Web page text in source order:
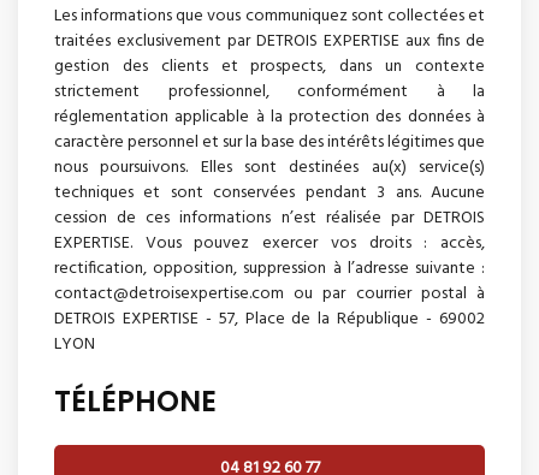
Les informations que vous communiquez sont collectées et
traitées exclusivement par DETROIS EXPERTISE aux fins de
gestion des clients et prospects, dans un contexte
strictement professionnel, conformément à la
réglementation applicable à la protection des données à
caractère personnel et sur la base des intérêts légitimes que
nous poursuivons. Elles sont destinées au(x) service(s)
techniques et sont conservées pendant 3 ans. Aucune
cession de ces informations n’est réalisée par DETROIS
EXPERTISE. Vous pouvez exercer vos droits : accès,
rectification, opposition, suppression à l’adresse suivante :
contact@detroisexpertise.com ou par courrier postal à
DETROIS EXPERTISE - 57, Place de la République - 69002
LYON
TÉLÉPHONE
04 81 92 60 77